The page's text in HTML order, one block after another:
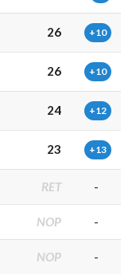
26 +10
26 +10
24 +12
23 +13
RET -
NOP -
NOP -